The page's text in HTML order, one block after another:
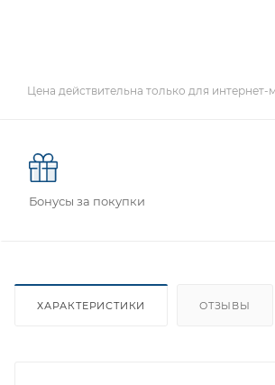
Цена действительна только для интернет-
Бонусы за покупки
ХАРАКТЕРИСТИКИ ОТЗЫВЫ